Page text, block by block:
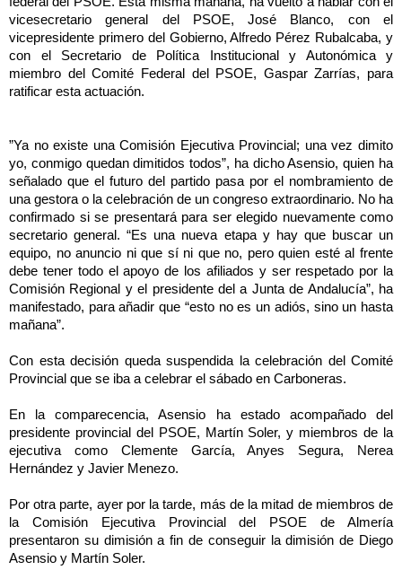
vicesecretario general del PSOE, José Blanco, con el
vicepresidente primero del Gobierno, Alfredo Pérez Rubalcaba, y
con el Secretario de Política Institucional y Autonómica y
miembro del Comité Federal del PSOE, Gaspar Zarrías, para
ratificar esta actuación.
”Ya no existe una Comisión Ejecutiva Provincial; una vez dimito
yo, conmigo quedan dimitidos todos”, ha dicho Asensio, quien ha
señalado que el futuro del partido pasa por el nombramiento de
una gestora o la celebración de un congreso extraordinario. No ha
confirmado si se presentará para ser elegido nuevamente como
secretario general. “Es una nueva etapa y hay que buscar un
equipo, no anuncio ni que sí ni que no, pero quien esté al frente
debe tener todo el apoyo de los afiliados y ser respetado por la
Comisión Regional y el presidente del a Junta de Andalucía”, ha
manifestado, para añadir que “esto no es un adiós, sino un hasta
mañana”.
Con esta decisión queda suspendida la celebración del Comité
Provincial que se iba a celebrar el sábado en Carboneras.
En la comparecencia, Asensio ha estado acompañado del
presidente provincial del PSOE, Martín Soler, y miembros de la
ejecutiva como Clemente García, Anyes Segura, Nerea
Hernández y Javier Menezo.
Por otra parte, ayer por la tarde, más de la mitad de miembros de
la ComisiónEjecutivaProvincial del PSOE de Almería
presentaron su dimisión a fin de conseguir la dimisión de Diego
Asensio y Martín Soler.